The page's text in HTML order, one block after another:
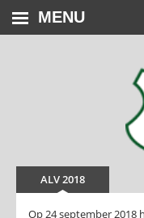
MENU
ALV 2018
Op 24 september 2018